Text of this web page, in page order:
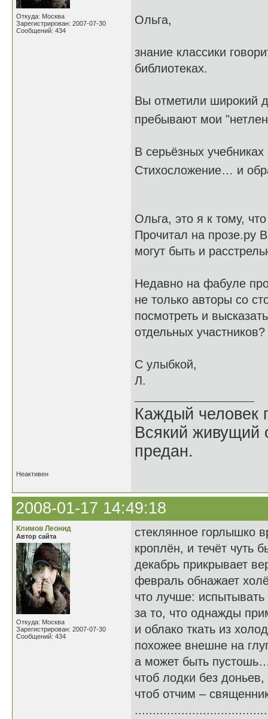
Откуда: Москва
Зарегистрирован: 2007-07-30
Сообщений: 434
Ольга,
знание классики
библиотеках.
Вы отметили широкий
пребывают мои
В серьёзных
Стихосложение… и
Ольга, это я к тому,
Прочитал на прозе.ру
могут быть и
Недавно на фабуле
не только авторы со
посмотреть и
отдельных участников?
С улыбкой,
Л.
Каждый человек
Всякий живущий
предан.
Неактивен
2008-01-17 14:49:18
Климов Леонид
Автор сайта
Откуда: Москва
Зарегистрирован: 2007-07-30
Сообщений: 434
стеклянное горлышко
кроплён, и течёт чуть
декабрь прикрывает
февраль обнажает
что лучше:
за то, что однажды
и облако ткать из
похожее внешне на
а может быть
чтоб лодки без
чтоб отчим –